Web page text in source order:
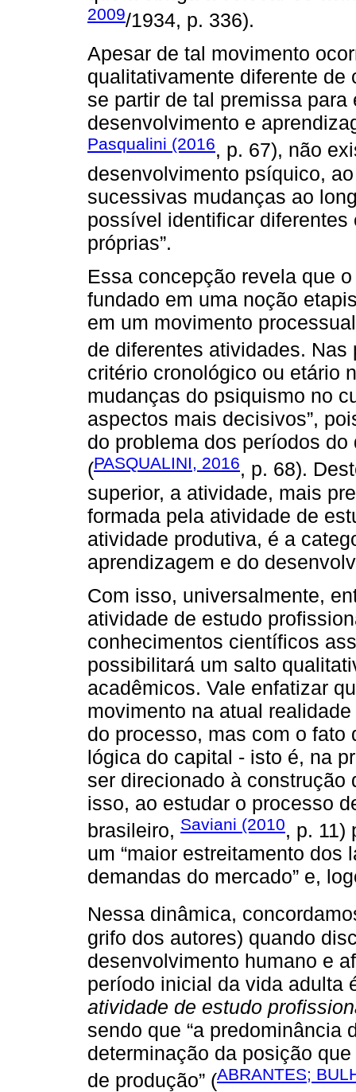
2009/1934, p. 336).
Apesar de tal movimento
qualitativamente diferente
se partir de tal premissa
desenvolvimento e
Pasqualini (2016, p. 67), não
desenvolvimento psíquico,
sucessivas mudanças ao
possível identificar
próprias”.
Essa concepção revela que
fundado em uma noção
em um movimento
de diferentes atividades.
critério cronológico ou etário
mudanças do psiquismo no
aspectos mais decisivos”,
do problema dos períodos
(PASQUALINI, 2016, p. 68).
superior, a atividade, mais
formada pela atividade de
atividade produtiva, é a
aprendizagem e do
Com isso, universalmente,
atividade de estudo
conhecimentos científicos
possibilitará um salto
acadêmicos. Vale enfatizar
movimento na atual
do processo, mas com o
lógica do capital - isto é, na
ser direcionado à construção
isso, ao estudar o processo
brasileiro, Saviani (2010, p. 11)
um “maior estreitamento
demandas do mercado” e,
Nessa dinâmica,
grifo dos autores) quando
desenvolvimento humano e
período inicial da vida adulta
atividade de estudo
sendo que “a predominância
determinação da posição
de produção” (ABRANTES;